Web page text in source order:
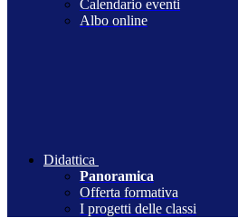
Calendario eventi
Albo online
Didattica
Panoramica
Offerta formativa
I progetti delle classi